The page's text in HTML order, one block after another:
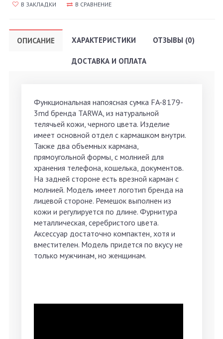
В ЗАКЛАДКИ В СРАВНЕНИЕ
ОПИСАНИЕ ХАРАКТЕРИСТИКИ ОТЗЫВЫ (0)
ДОСТАВКА И ОПЛАТА
Функциональная напоясная сумка FA-8179-
3md бренда TARWA, из натуральной
телячьей кожи, черного цвета. Изделие
имеет основной отдел с кармашком внутри.
Также два объемных кармана,
прямоугольной формы, с молнией для
хранения телефона, кошелька, документов.
На задней стороне есть врезной карман с
молнией. Модель имеет логотип бренда на
лицевой стороне. Ремешок выполнен из
кожи и регулируется по длине. Фурнитура
металлическая, серебристого цвета.
Аксессуар достаточно компактен, хотя и
вместителен. Модель придется по вкусу не
только мужчинам, но женщинам.